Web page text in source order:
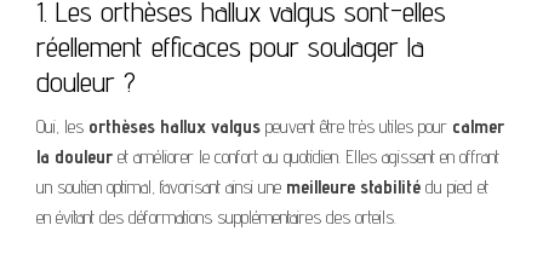
1. Les orthèses hallux valgus sont-elles
réellement efficaces pour soulager la
douleur ?
Oui, les orthèses hallux valgus peuvent être très utiles pour calmer
la douleur et améliorer le confort au quotidien. Elles agissent en offrant
un soutien optimal, favorisant ainsi une meilleure stabilité du pied et
en évitant des déformations supplémentaires des orteils.